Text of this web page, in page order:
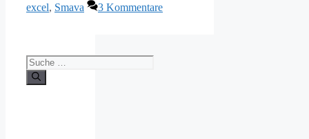
excel, Smava 3 Kommentare
Suche
nach: